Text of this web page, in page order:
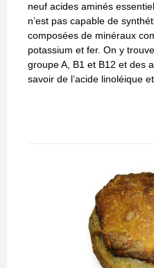
neuf acides aminés
n’est pas capable de
composées de minéraux
potassium et fer. On y
groupe A, B1 et B12 et des
savoir de l’acide linoléique